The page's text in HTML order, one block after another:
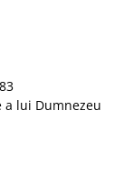
lui Dumnezeu